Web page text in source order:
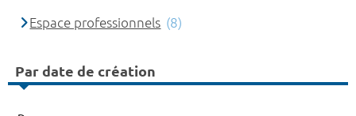
Espace professionnels (8)
Par date de création